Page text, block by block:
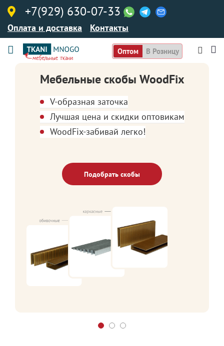
+7(929) 630-07-33
Оплата и доставка Контакты
Оптом В Розницу
Мебельные скобы WoodFix
V-образная заточка
Лучшая цена и скидки оптовикам
WoodFix-забивай легко!
Подобрать скобы